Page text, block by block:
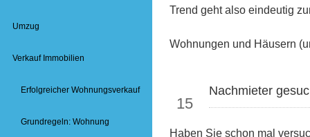
Umzug
Verkauf Immobilien
Erfolgreicher Wohnungsverkauf
Grundregeln: Wohnung
Trend geht also eindeutig
Wohnungen und Häusern
15
Nachmieter
Haben Sie schon mal